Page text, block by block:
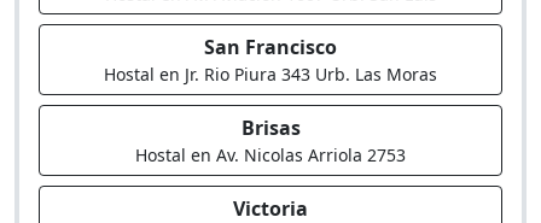
San Francisco
Hostal en Jr. Rio Piura 343 Urb. Las Moras
Brisas
Hostal en Av. Nicolas Arriola 2753
Victoria